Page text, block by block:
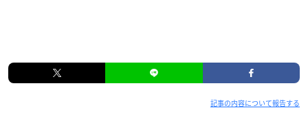
記事の内容について報告する